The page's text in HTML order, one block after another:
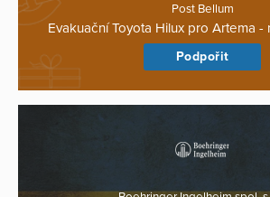
Post Bellum
Evakuační Toyota Hilux pro Artema
Podpořit